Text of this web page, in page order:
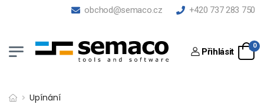
obchod@semaco.cz +420 737 283 750
Přihlásit
0
Upínání